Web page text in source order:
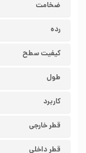
ضخامت
رده
کیفیت سطح
طول
کاربرد
قطر خارجی
قطر داخلی